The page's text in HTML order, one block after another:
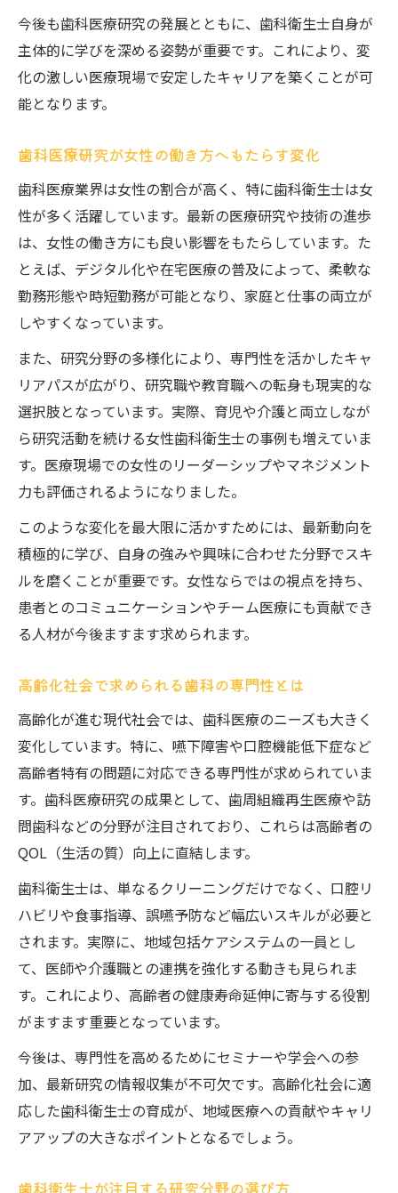
実践に役立つ歯科医療総研の活用法を検証
歯科医療総研のセミナーで学ぶ最新動向
歯科ハンズオンセミナーの実践的メリット
ル
歯科分野のセミナー情報を賢く集める方法
歯科医療総研でキャリア支援を受ける流れ
ボツリヌス療法や再生医療など歯科の新潮流
歯科領域で進化するボツリヌス療法の展望
再生医療が歯科医療研究にもたらす革新
歯科医療総研と連携した新技術の現場活用
歯科研究会で学ぶ新潮流のポイントを解説
歯科衛生士として成長する研究知識の選び方
歯科衛生士が押さえたい研究テーマの傾向
歯科医療研究で得るべきスキルと知識とは
歯科の最新情報をキャリア形成に活かす方
法
歯科セミナーやDVDで学ぶ研究の基礎力強
化
歯科衛生士向けおすすめ研究会の活用術
今後も歯科医療研究の発展とともに、歯科衛生士自身が
主体的に学びを深める姿勢が重要です。これにより、変
化の激しい医療現場で安定したキャリアを築くことが可
能となります。
歯科医療研究が女性の働き方へもたらす変化
歯科医療業界は女性の割合が高く、特に歯科衛生士は女
性が多く活躍しています。最新の医療研究や技術の進歩
は、女性の働き方にも良い影響をもたらしています。た
とえば、デジタル化や在宅医療の普及によって、柔軟な
勤務形態や時短勤務が可能となり、家庭と仕事の両立が
しやすくなっています。
また、研究分野の多様化により、専門性を活かしたキャ
リアパスが広がり、研究職や教育職への転身も現実的な
選択肢となっています。実際、育児や介護と両立しなが
ら研究活動を続ける女性歯科衛生士の事例も増えていま
す。医療現場での女性のリーダーシップやマネジメント
力も評価されるようになりました。
このような変化を最大限に活かすためには、最新動向を
積極的に学び、自身の強みや興味に合わせた分野でスキ
ルを磨くことが重要です。女性ならではの視点を持ち、
患者とのコミュニケーションやチーム医療にも貢献でき
る人材が今後ますます求められます。
高齢化社会で求められる歯科の専門性とは
高齢化が進む現代社会では、歯科医療のニーズも大きく
変化しています。特に、嚥下障害や口腔機能低下症など
高齢者特有の問題に対応できる専門性が求められていま
す。歯科医療研究の成果として、歯周組織再生医療や訪
問歯科などの分野が注目されており、これらは高齢者の
QOL（生活の質）向上に直結します。
歯科衛生士は、単なるクリーニングだけでなく、口腔リ
ハビリや食事指導、誤嚥予防など幅広いスキルが必要と
されます。実際に、地域包括ケアシステムの一員とし
て、医師や介護職との連携を強化する動きも見られま
す。これにより、高齢者の健康寿命延伸に寄与する役割
がますます重要となっています。
今後は、専門性を高めるためにセミナーや学会への参
加、最新研究の情報収集が不可欠です。高齢化社会に適
応した歯科衛生士の育成が、地域医療への貢献やキャリ
アアップの大きなポイントとなるでしょう。
歯科衛生士が注目する研究分野の選び方